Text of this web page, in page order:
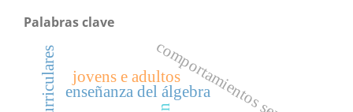
Palabras clave
enseñanza del álgebracomportamientos sexuales
jovens e adultos